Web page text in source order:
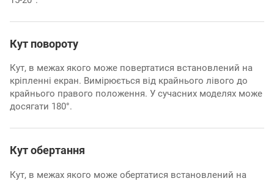
Кут повороту
Кут, в межах якого може повертатися встановлений на
кріпленні екран. Вимірюється від крайнього лівого до
крайнього правого положення. У сучасних моделях може
досягати 180°.
Кут обертання
Кут, в межах якого може обертатися встановлений на